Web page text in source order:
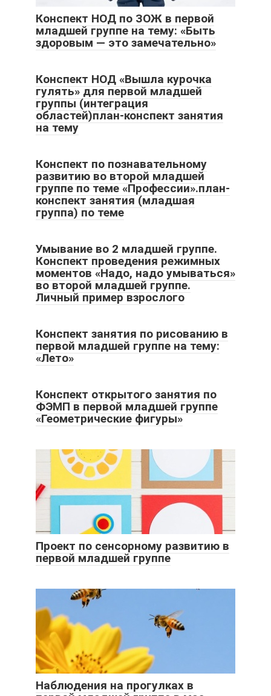
Конспект НОД по ЗОЖ в первой
младшей группе на тему: «Быть
здоровым — это замечательно»
Конспект НОД «Вышла курочка
гулять» для первой младшей
группы (интеграция
областей)план-конспект занятия
на тему
Конспект по познавательному
развитию во второй младшей
группе по теме «Профессии».план-
конспект занятия (младшая
группа) по теме
Умывание во 2 младшей группе.
Конспект проведения режимных
моментов «Надо, надо умываться»
во второй младшей группе.
Личный пример взрослого
Конспект занятия по рисованию в
первой младшей группе на тему:
«Лето»
Конспект открытого занятия по
ФЭМП в первой младшей группе
«Геометрические фигуры»
Проект по сенсорному развитию в
первой младшей группе
Наблюдения на прогулках в